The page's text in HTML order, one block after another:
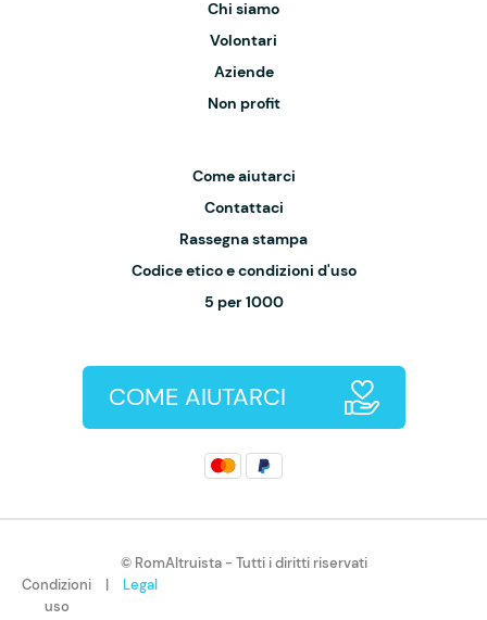
Chi siamo
Volontari
Aziende
Non profit
Come aiutarci
Contattaci
Rassegna stampa
Codice etico e condizioni d'uso
5 per 1000
COME AIUTARCI
© RomAltruista - Tutti i diritti riservati
Condizioni
uso
| Legal